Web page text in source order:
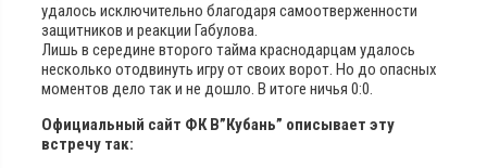
удалось исключительно благодаря самоотверженности
защитников и реакции Габулова.
Лишь в середине второго тайма краснодарцам удалось
несколько отодвинуть игру от своих ворот. Но до опасных
моментов дело так и не дошло. В итоге ничья 0:0.
Официальный сайт ФК В”Кубань” описывает эту
встречу так: